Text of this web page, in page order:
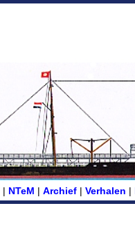
| NTeM | Archief | Verhalen |